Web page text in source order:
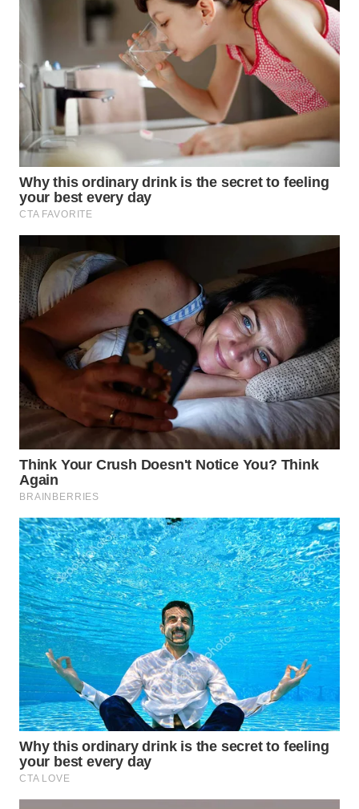
TANJUNG
LESUNG
WN
KARO
WN
SIMALUNGUN
LABUHANBATU
WN
TAPANULI
TENGAH
WN DELI
SERDANG
WN
TEBING
TINGGI
WN
PAKPAK
WN
KARAWANG
WN
BEKASI
WN
BOGOR
WN
DEPOK